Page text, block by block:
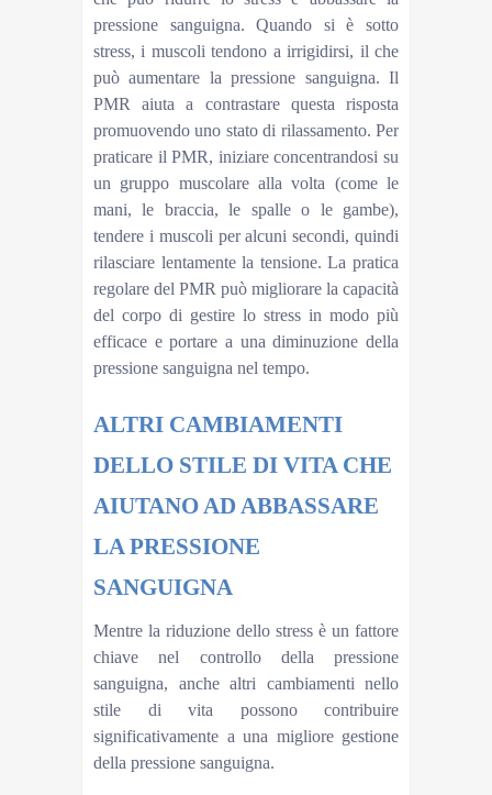
pressione sanguigna. Quando si è sotto
stress, i muscoli tendono a irrigidirsi, il che
può aumentare la pressione sanguigna. Il
PMR aiuta a contrastare questa risposta
promuovendo uno stato di rilassamento. Per
praticare il PMR, iniziare concentrandosi su
un gruppo muscolare alla volta (come le
mani, le braccia, le spalle o le gambe),
tendere i muscoli per alcuni secondi, quindi
rilasciare lentamente la tensione. La pratica
regolare del PMR può migliorare la capacità
del corpo di gestire lo stress in modo più
efficace e portare a una diminuzione della
pressione sanguigna nel tempo.
ALTRI CAMBIAMENTI
DELLO STILE DI VITA CHE
AIUTANO AD ABBASSARE
LA PRESSIONE
SANGUIGNA
Mentre la riduzione dello stress è un fattore
chiave nel controllo della pressione
sanguigna, anche altri cambiamenti nello
stile di vita possono contribuire
significativamente a una migliore gestione
della pressione sanguigna.